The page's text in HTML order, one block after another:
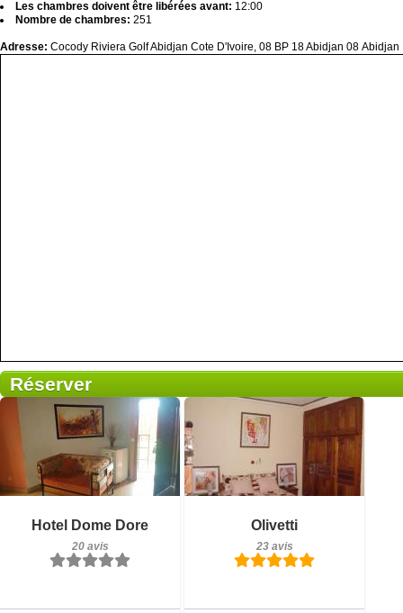
Les chambres doivent être libérées avant: 12:00
Nombre de chambres: 251
Adresse: Cocody Riviera Golf Abidjan Cote D'Ivoire, 08 BP 18 Abidjan 08 Abidjan
Réserver
Hotel Dome Dore
20 avis
20 avis
Détails
Réserver
Olivetti
23 avis
23 avis
Détails
Réserver